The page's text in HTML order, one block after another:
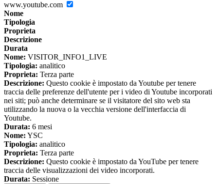
www.youtube.com
Nome
Tipologia
Proprieta
Descrizione
Durata
Nome: VISITOR_INFO1_LIVE
Tipologia: analitico
Proprieta: Terza parte
Descrizione: Questo cookie è impostato da Youtube per tenere
traccia delle preferenze dell'utente per i video di Youtube incorporati
nei siti; può anche determinare se il visitatore del sito web sta
utilizzando la nuova o la vecchia versione dell'interfaccia di
Youtube.
Durata: 6 mesi
Nome: YSC
Tipologia: analitico
Proprieta: Terza parte
Descrizione: Questo cookie è impostato da YouTube per tenere
traccia delle visualizzazioni dei video incorporati.
Durata: Sessione